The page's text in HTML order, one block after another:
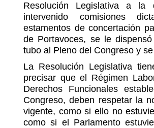
Resolución Legislativa a
intervenido comisiones
estamentos de concertación
de Portavoces, se le
tubo al Pleno del Congreso y
La Resolución Legislativa
precisar que el Régimen
Derechos Funcionales
Congreso, deben respetar la
vigente, como si ello no
como si el Parlamento